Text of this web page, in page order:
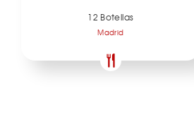
12 Botellas
Madrid